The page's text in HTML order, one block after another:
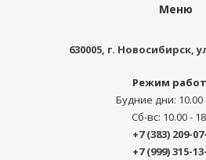
Меню
630005, г. Новосибирск,
Режим
Будние дни: 10.00
Сб-вс: 10.00 -
+7 (383) 209-
+7 (999) 315-